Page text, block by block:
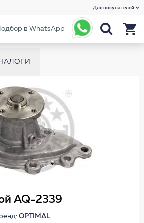
Для покупателей
Подбор в WhatsApp
AQ-2339
OPTIMAL